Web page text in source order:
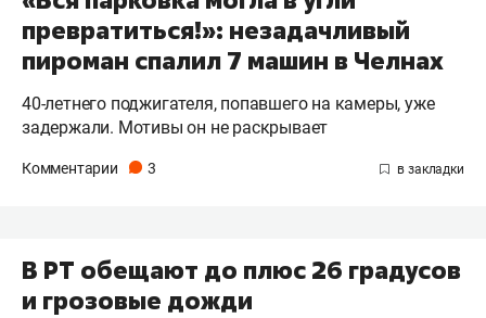
превратиться!»: незадачливый
пироман спалил 7 машин в Челнах
40-летнего поджигателя, попавшего на камеры, уже
задержали. Мотивы он не раскрывает
Комментарии 3
В РТ обещают до плюс 26 градусов
и грозовые дожди